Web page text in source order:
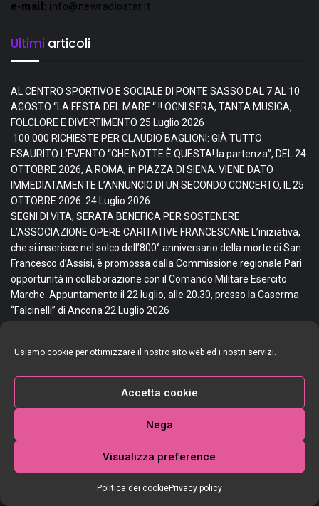
Usiamo cookie per ottimizzare il nostro sito web ed i nostri servizi.
Accetta cookie
Nega
Visualizza preference
Politica dei cookiePrivacy policy
e-mail: info@newradiostar.it
Ultimi articoli
AL CENTRO SPORTIVO E SOCIALE DI PONTE SASSO DAL 7 AL 10
AGOSTO “LA FESTA DEL MARE “ !! OGNI SERA, TANTA MUSICA,
FOLCLORE E DIVERTIMENTO 25 Luglio 2026
100.000 RICHIESTE PER CLAUDIO BAGLIONI: GIÀ TUTTO
ESAURITO L’EVENTO “CHE NOTTE È QUESTA! la partenza”, DEL 24
OTTOBRE 2026, A ROMA, in PIAZZA DI SIENA. VIENE DATO
IMMEDIATAMENTE L’ANNUNCIO DI UN SECONDO CONCERTO, IL 25
OTTOBRE 2026. 24 Luglio 2026
SEGNI DI VITA, SERATA BENEFICA PER SOSTENERE
L’ASSOCIAZIONE OPERE CARITATIVE FRANCESCANE L’iniziativa,
che si inserisce nel solco dell’800° anniversario della morte di San
Francesco d’Assisi, è promossa dalla Commissione regionale Pari
opportunità in collaborazione con il Comando Militare Esercito
Marche. Appuntamento il 22 luglio, alle 20.30, presso la Caserma
“Falcinelli” di Ancona22 Luglio 2026
gastronomici, dalle 21,20 musica e ballo con orchestre PISTA DA
La 21^ edizione di Goletta dei Laghi, la storica campagna di
Legambiente che tutela e monitora i laghi italiani, arriva nelle
16 Luglio 2026